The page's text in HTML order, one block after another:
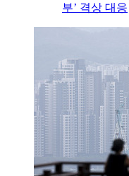
부’ 격상 대응